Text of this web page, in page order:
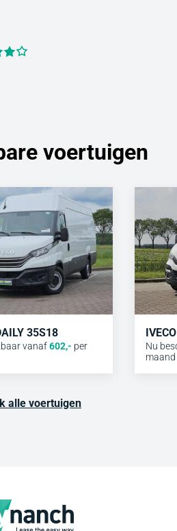
voertuigen
35S18
vanaf 602,- per
Nu
maand
alle voertuigen